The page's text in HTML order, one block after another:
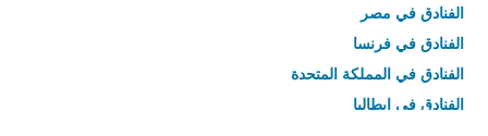
الفنادق في مصر
الفنادق في فرنسا
الفنادق في المملكة المتحدة
الفنادق في إيطاليا